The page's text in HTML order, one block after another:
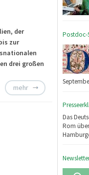
Postdoc-
Das
Rom
der
zur
drei großen
mehr